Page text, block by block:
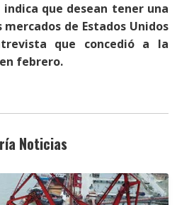
que desean tener una
de Estados Unidos
que concedió a la
febrero.
Noticias